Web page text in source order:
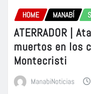
HOME MANABÍ
ATERRADOR |
muertos en los
Montecristi
ManabiNoticias